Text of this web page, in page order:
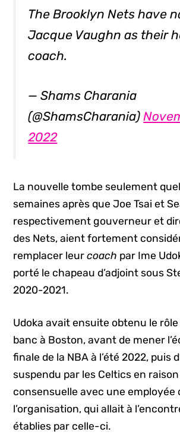
The Brooklyn Nets have
Jacque Vaughn as their
coach.
— Shams Charania
(@ShamsCharania)
2022
La nouvelle tombe seulement
semaines après que Joe Tsai et
respectivement gouverneur et
des Nets, aient fortement
remplacer leurcoach par Ime
porté le chapeau d’adjoint sous
2020-2021.
Udoka avait ensuite obtenu le
banc à Boston, avant de mener
finale de la NBA à l’été 2022, puis
suspendu par les Celtics en
consensuelle avec une employée
l’organisation, qui allait à
établies par celle-ci.